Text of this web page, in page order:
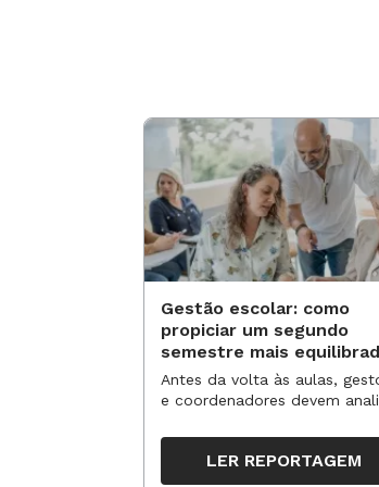
Editora-assistente
Elaine Iorio
Estagiários
Nina Turim e Pedro
Atendimento ao Leitor
Gestão escolar: como
propiciar um segundo
semestre mais
para os professores?
Antes da volta às aulas,
e coordenadores devem
organizar ações para
trabalho pedagógico ao longo
do período
LER REPORTAGEM